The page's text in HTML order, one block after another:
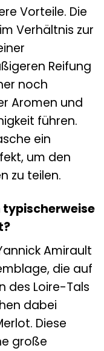
Vorteile. Die
Verhältnis zur
Reifung
noch
Aromen und
führen.
ein
um den
zu teilen.
typischerweise
Amirault
die auf
des Loire-Tals
dabei
Diese
große